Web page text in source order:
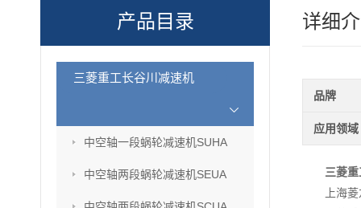
产品目录
三菱重工长谷川减速机
中空轴一段蜗轮减速机SUHA
中空轴两段蜗轮减速机SEUA
详细
品牌
应用领域
三菱
上海